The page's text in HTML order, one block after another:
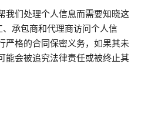
我们处理个人信息而需要知晓这
承包商和代理商访问个人信
严格的合同保密义务，如果其未
能会被追究法律责任或被终止其